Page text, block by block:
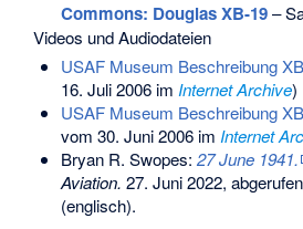
Commons: Douglas XB-19–
Videos und Audiodateien
USAF Museum Beschreibung
16. Juli 2006 im Internet Archive)
USAF Museum Beschreibung
vom 30. Juni 2006 im Internet
Bryan R. Swopes: 27 June 1941.
Aviation. 27. Juni 2022,
(englisch).